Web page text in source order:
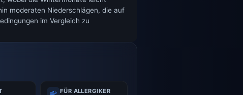
moderaten Niederschlägen, die auf
im Vergleich zu
FÜR ALLERGIKER